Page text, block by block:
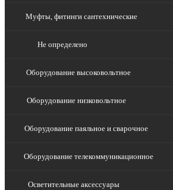
Муфты, фитинги сантехнические
Не определено
Оборудование высоковольтное
Оборудование низковольтное
Оборудование паяльное и сварочное
Оборудование телекоммуникационное
Осветительные аксессуары